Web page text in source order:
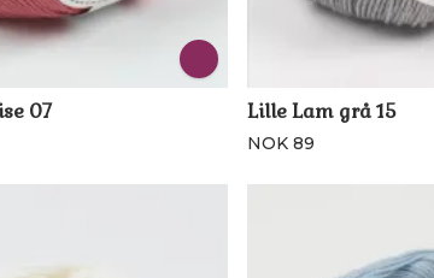
07 Lille Lam grå 15
NOK 89